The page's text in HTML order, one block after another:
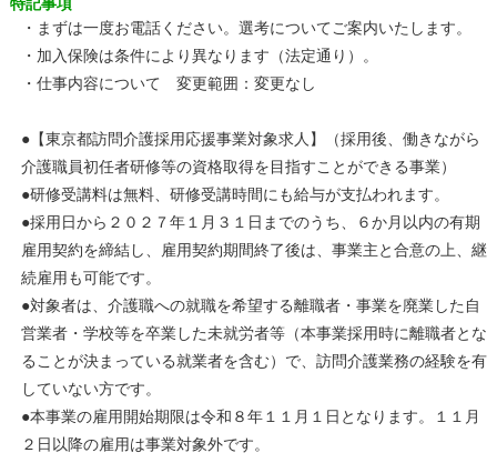
・まずは一度お電話ください。選考についてご案内いたします。
・加入保険は条件により異なります（法定通り）。
・仕事内容について 変更範囲：変更なし
●【東京都訪問介護採用応援事業対象求人】（採用後、働きながら
介護職員初任者研修等の資格取得を目指すことができる事業）
●研修受講料は無料、研修受講時間にも給与が支払われます。
●採用日から２０２７年１月３１日までのうち、６か月以内の有期
雇用契約を締結し、雇用契約期間終了後は、事業主と合意の上、継
続雇用も可能です。
●対象者は、介護職への就職を希望する離職者・事業を廃業した自
営業者・学校等を卒業した未就労者等（本事業採用時に離職者とな
ることが決まっている就業者を含む）で、訪問介護業務の経験を有
していない方です。
●本事業の雇用開始期限は令和８年１１月１日となります。１１月
２日以降の雇用は事業対象外です。